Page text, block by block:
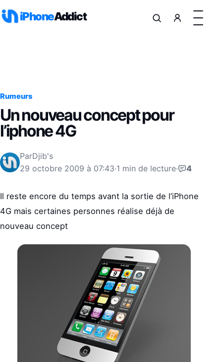
iPhoneAddict
Rumeurs
Un nouveau concept pour
l’iphone 4G
ParDjib's
29 octobre 2009 à 07:43·1 min de lecture· 4
Il reste encore du temps avant la sortie de l’iPhone
4G mais certaines personnes réalise déjà de
nouveau concept